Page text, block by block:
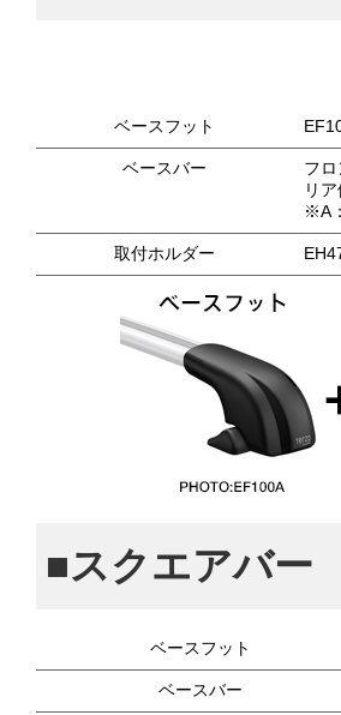
ベースフット
ベースバー
フ
リ
※A
取付ホルダー
■スクエアバー
ベースフット
ベースバー